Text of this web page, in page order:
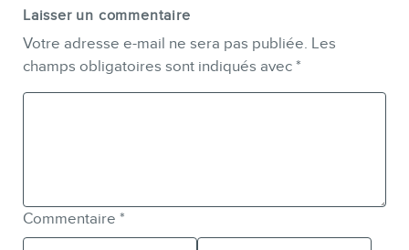
Laisser un commentaire
Votre adresse e-mail ne sera pas publiée. Les
champs obligatoires sont indiqués avec *
Commentaire *